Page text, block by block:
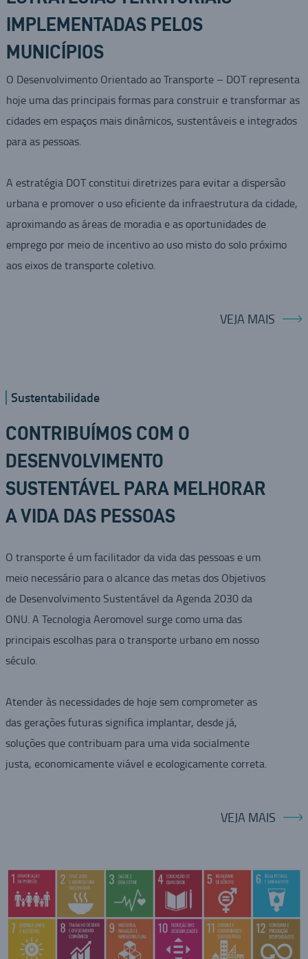
IMPLEMENTADAS PELOS
MUNICÍPIOS
O Desenvolvimento Orientado ao Transporte – DOT representa
hoje uma das principais formas para construir e transformar as
cidades em espaços mais dinâmicos, sustentáveis e integrados
para as pessoas.
A estratégia DOT constitui diretrizes para evitar a dispersão
urbana e promover o uso eficiente da infraestrutura da cidade,
aproximando as áreas de moradia e as oportunidades de
emprego por meio de incentivo ao uso misto do solo próximo
aos eixos de transporte coletivo.
VEJA MAIS
Sustentabilidade
CONTRIBUÍMOS COM O
DESENVOLVIMENTO
SUSTENTÁVEL PARA MELHORAR
A VIDA DAS PESSOAS
O transporte é um facilitador da vida das pessoas e um
meio necessário para o alcance das metas dos Objetivos
de Desenvolvimento Sustentável da Agenda 2030 da
ONU. A Tecnologia Aeromovel surge como uma das
principais escolhas para o transporte urbano em nosso
século.
Atender às necessidades de hoje sem comprometer as
das gerações futuras significa implantar, desde já,
soluções que contribuam para uma vida socialmente
justa, economicamente viável e ecologicamente correta.
VEJA MAIS